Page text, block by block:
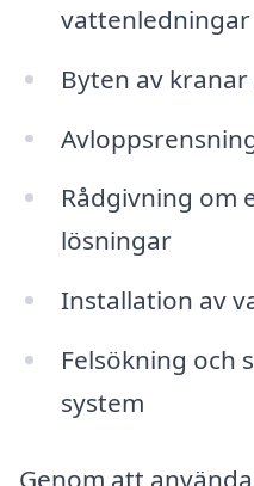
vattenledningar
Byten av
Rådgivning om
lösningar
Installation av
Felsökning och
system
Genom att